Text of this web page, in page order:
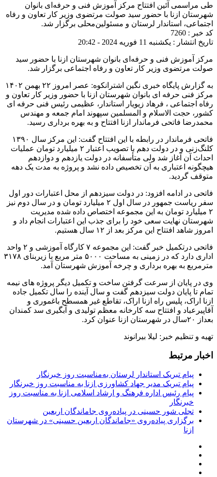
طی مراسمی آئین افتتاح مرکز آموزش فنی و حرفه‌ای بانوان
شهرستان ازنا با حضور سید صولت مرتضوی وزیر کار تعاون و رفاه
اجتماعی، استاندار لرستان و مسئولین‌محلی برگزار شد.
کد خبر : 7260
تاریخ انتشار : یکشنبه 11 فوریه 2024 - 20:42
مرکز آموزش فنی و حرفه‌ای بانوان شهرستان ازنا با حضور سید
صولت مرتضوی وزیر کار تعاون و رفاه اجتماعی برگزار شد.
به گزارش پایگاه خبری نگین اشترانکوه: عصر امروز ۲۲ بهمن ۱۴۰۲
مرکز فنی حرفه ای بانوان شهرستان ازنا با حضور وزیر کار تعاون و
رفاه اجتماعی ، فرهاد زیویار استاندار، عظیمی رئیس فنی حرفه ای
کشور، حجت الاسلام و المسلمین سپهوند امام جمعه و مهندس
محمدرضا فاتحی فرماندار ازنا افتتاح و به بهره برداری رسید.
فاتحی فرماندار در رابطه با این افتتاح گفت: این مرکز سال ۱۳۹۰
کلنگ‌زنی و در دولت دهم با تصویب اعتبار ۲ میلیارد تومان عملیات
احداث آن آغاز شد ولی متأسفانه در دولت یازدهم و دوازدهم
هیچگونه اعتباری به آن تخصیص داده نشد و پروژه به مدت یک دهه
متوقف گردید.
فاتحی در ادامه افزود: در دولت سیزدهم از محل اعتبارات دور اول
سفر ریاست جمهور در سال اول ۲ میلیارد تومان و در سال دوم نیز
۲ میلیارد تومان به این مجموعه اختصاص داده شده مدیریت
شهرستان نهایت سعی خود را برای جذب این اعتبارات انجام داد و
امروز شاهد افتتاح این مرکز بعد از ۱۲ سال هستیم.
فاتحی درتکمیل خبر گفت: این مجموعه ۷ کارگاه آموزشی و ۲ واحد
اداری دارد که در زمینی به مساحت ۵۰۰۰ متر مربع با زیربنای ۳۱۷۸
مترمربع به بهره برداری و چرخه آموزش شهرستان آمد.
وی در پایان از سرعت گرفتن ساخت و تکمیل دیگر پروژه های نیمه
تمام تا پایان دولت سیزدهم گفت و سال آینده را سال تکمیل جاده
ازنا اراک، پلیس راه ازنا اراک، تقاطع غیر همسطح باغموری و
آقاپیرعباد و افتتاح سه کارخانه معظم تولیدی و آبگیری سد کمندان
بعداز ۲۰سال در شهرستان ازنا عنوان کرد.
تهیه و تنظیم خبر: لیلا بیرانوند
اخبار مرتبط
پیام تبریک استاندار لرستان به‌مناسبت روز خبرنگار
پیام تبریک مدیر جهاد کشاورزی ازنا به مناسبت روز خبرنگار
پیام رئیس اداره فرهنگ و ارشاد اسلامی ازنا به مناسبت روز
خبرنگار
تجلی شور حسینی در پیاده‌روی جاماندگان اربعین
برگزاری پیاده‌روی «جاماندگان اربعین حسینی» در شهرستان
ازنا